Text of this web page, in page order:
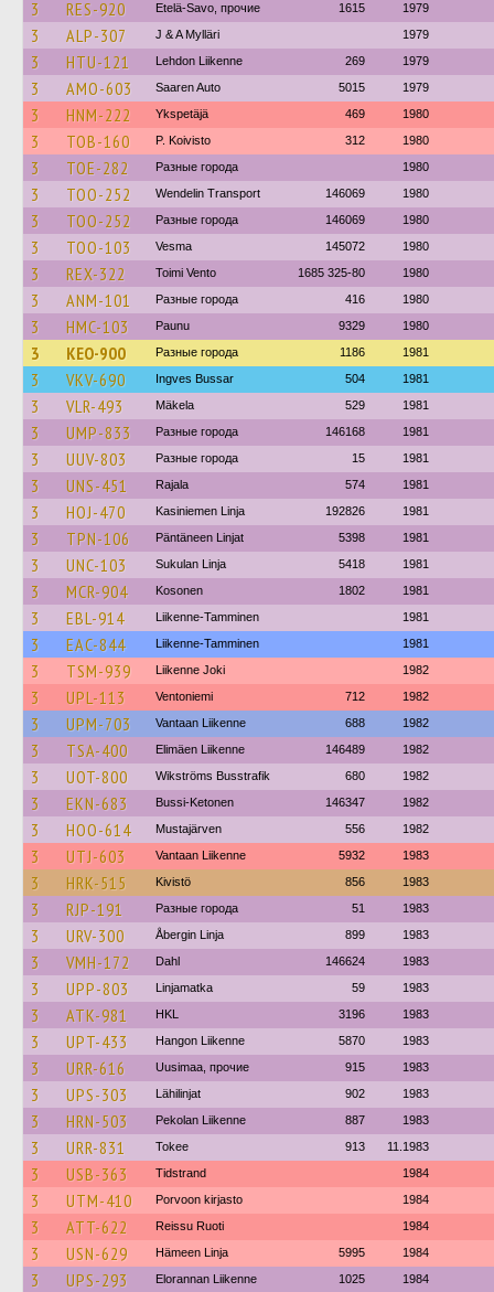
3 RES-920 Etelä-Savo, прочие 1615 1979
3 ALP-307 J & A Mylläri 1979
3 HTU-121 Lehdon Liikenne 269 1979
3 AMO-603 Saaren Auto 5015 1979
3 HNM-222 Ykspetäjä 469 1980
3 TOB-160 P. Koivisto 312 1980
3 TOE-282 Разные города 1980
3 TOO-252 Wendelin Transport 146069 1980
3 TOO-252 Разные города 146069 1980
3 TOO-103 Vesma 145072 1980
3 REX-322 Toimi Vento 1685 325-80 1980
3 ANM-101 Разные города 416 1980
3 HMC-103 Paunu 9329 1980
3 KEO-900 Разные города 1186 1981
3 VKV-690 Ingves Bussar 504 1981
3 VLR-493 Mäkela 529 1981
3 UMP-833 Разные города 146168 1981
3 UUV-803 Разные города 15 1981
3 UNS-451 Rajala 574 1981
3 HOJ-470 Kasiniemen Linja 192826 1981
3 TPN-106 Päntäneen Linjat 5398 1981
3 UNC-103 Sukulan Linja 5418 1981
3 MCR-904 Kosonen 1802 1981
3 EBL-914 Liikenne-Tamminen 1981
3 EAC-844 Liikenne-Tamminen 1981
3 TSM-939 Liikenne Joki 1982
3 UPL-113 Ventoniemi 712 1982
3 UPM-703 Vantaan Liikenne 688 1982
3 TSA-400 Elimäen Liikenne 146489 1982
3 UOT-800 Wikströms Busstrafik 680 1982
3 EKN-683 Bussi-Ketonen 146347 1982
3 HOO-614 Mustajärven 556 1982
3 UTJ-603 Vantaan Liikenne 5932 1983
3 HRK-515 Kivistö 856 1983
3 RJP-191 Разные города 51 1983
3 URV-300 Åbergin Linja 899 1983
3 VMH-172 Dahl 146624 1983
3 UPP-803 Linjamatka 59 1983
3 ATK-981 HKL 3196 1983
3 UPT-433 Hangon Liikenne 5870 1983
3 URR-616 Uusimaa, прочие 915 1983
3 UPS-303 Lähilinjat 902 1983
3 HRN-503 Pekolan Liikenne 887 1983
3 URR-831 Tokee 913 11.1983
3 USB-363 Tidstrand 1984
3 UTM-410 Porvoon kirjasto 1984
3 ATT-622 Reissu Ruoti 1984
3 USN-629 Hämeen Linja 5995 1984
3 UPS-293 Elorannan Liikenne 1025 1984